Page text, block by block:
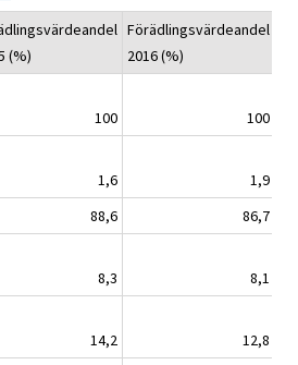
(%)
Förädlingsvärdeandel
2016 (%)
100
100
1,6
1,9
88,6
86,7
8,3
8,1
14,2
12,8